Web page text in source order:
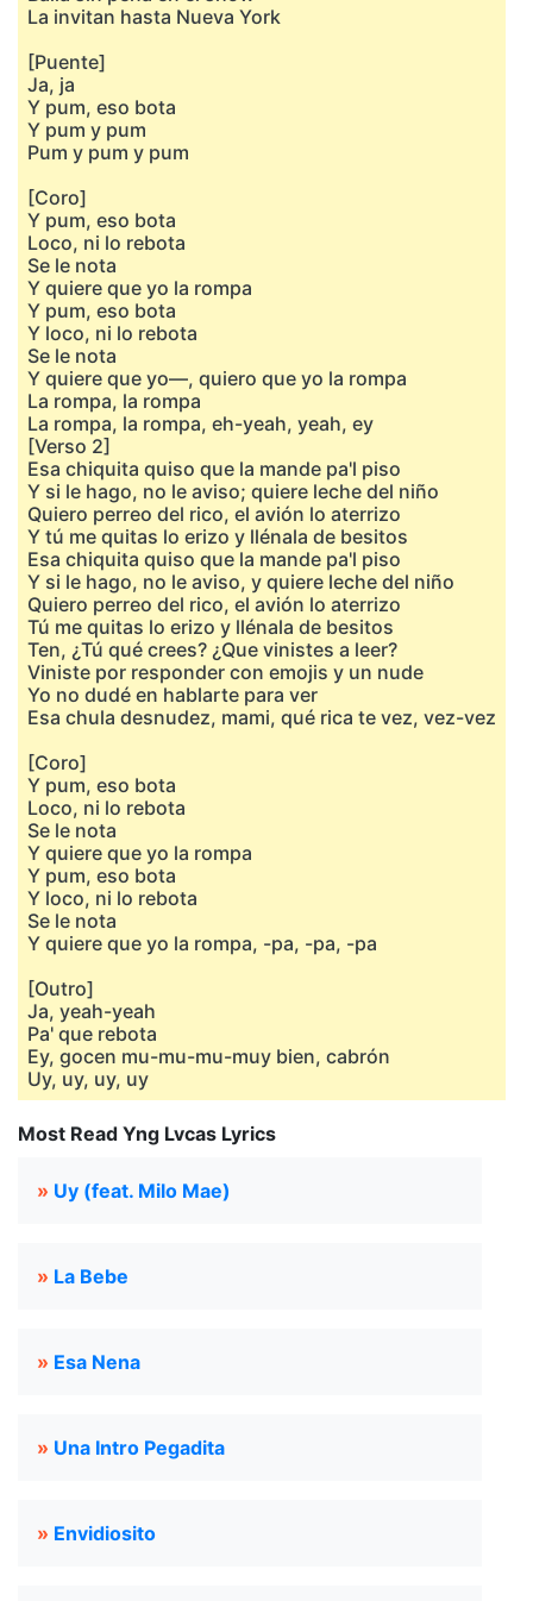
La invitan hasta Nueva York
[Puente]
Ja, ja
Y pum, eso bota
Y pum y pum
Pum y pum y pum
[Coro]
Y pum, eso bota
Loco, ni lo rebota
Se le nota
Y quiere que yo la rompa
Y pum, eso bota
Y loco, ni lo rebota
Se le nota
Y quiere que yo—, quiero que yo la rompa
La rompa, la rompa
La rompa, la rompa, eh-yeah, yeah, ey
[Verso 2]
Esa chiquita quiso que la mande pa'l piso
Y si le hago, no le aviso; quiere leche del niño
Quiero perreo del rico, el avión lo aterrizo
Y tú me quitas lo erizo y llénala de besitos
Esa chiquita quiso que la mande pa'l piso
Y si le hago, no le aviso, y quiere leche del niño
Quiero perreo del rico, el avión lo aterrizo
Tú me quitas lo erizo y llénala de besitos
Ten, ¿Tú qué crees? ¿Que vinistes a leer?
Viniste por responder con emojis y un nude
Yo no dudé en hablarte para ver
Esa chula desnudez, mami, qué rica te vez, vez-vez
[Coro]
Y pum, eso bota
Loco, ni lo rebota
Se le nota
Y quiere que yo la rompa
Y pum, eso bota
Y loco, ni lo rebota
Se le nota
Y quiere que yo la rompa, -pa, -pa, -pa
[Outro]
Ja, yeah-yeah
Pa' que rebota
Ey, gocen mu-mu-mu-muy bien, cabrón
Uy, uy, uy, uy
Most Read Yng Lvcas Lyrics
» Uy (feat. Milo Mae)
» La Bebe
» Esa Nena
» Una Intro Pegadita
» Envidiosito